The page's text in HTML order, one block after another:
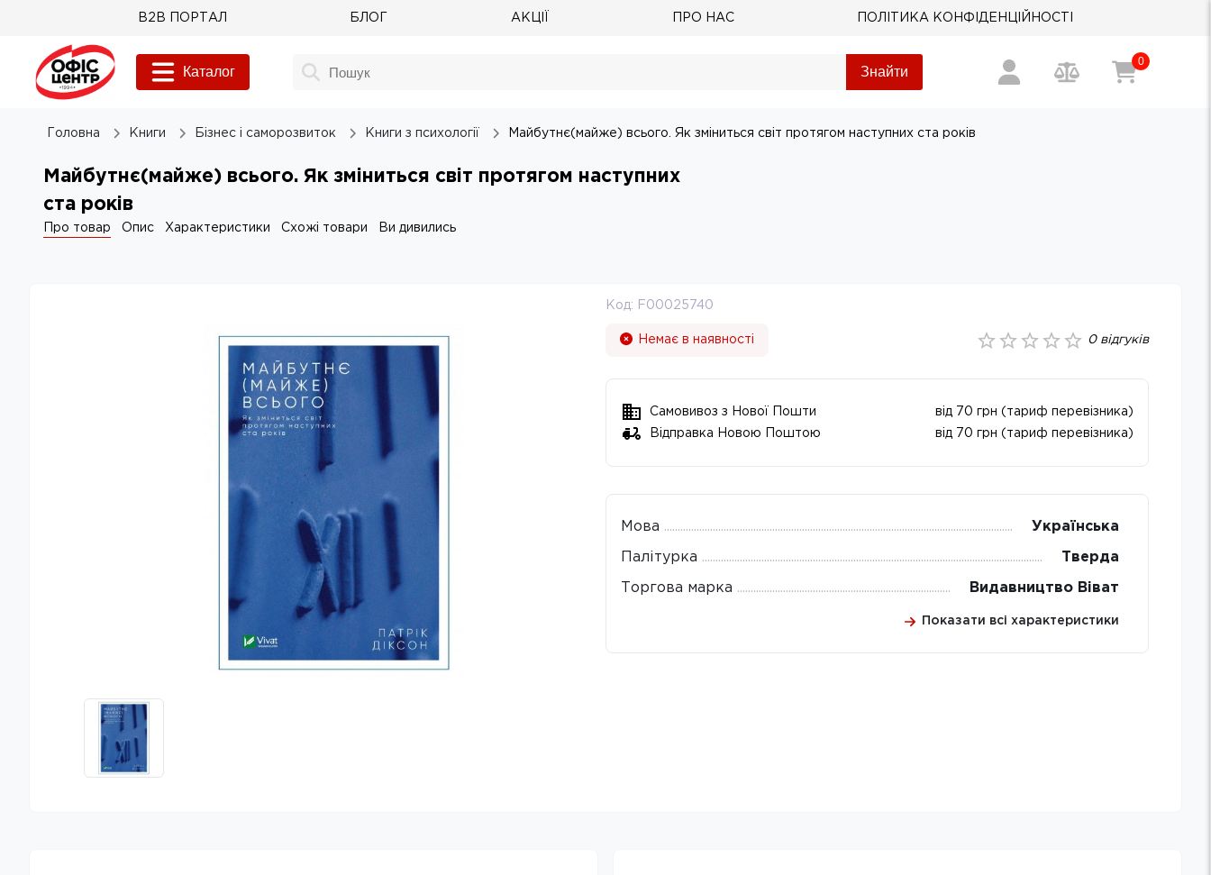
B2B ПОРТАЛ БЛОГ АКЦІЇ ПРО НАС ПОЛІТИКА КОНФІДЕНЦІЙНОСТІ
Каталог Знайти
0
Головна Книги Бізнес і саморозвиток Книги з психології Майбутнє(майже) всього. Як зміниться світ протягом наступних ста років
Майбутнє(майже) всього. Як зміниться світ протягом наступних
ста років
Про товар Опис Характеристики Схожі товари Ви дивились
Код: F00025740
Немає в наявності 0відгуків
Самовивоз з Нової Пошти
від 70 грн (тариф перевізника)
Відправка Новою Поштою
від 70 грн (тариф перевізника)
Мова Українська
Палітурка Тверда
Торгова марка Видавництво Віват
Показати всі характеристики